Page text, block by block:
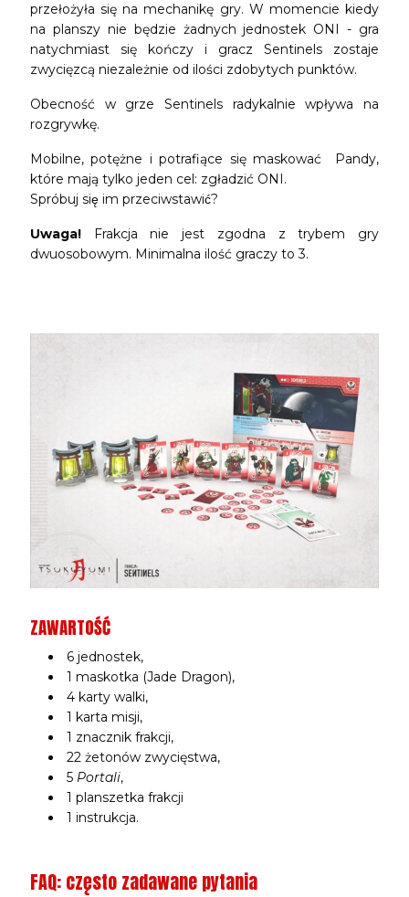
przełożyła się na mechanikę gry. W momencie kiedy
na planszy nie będzie żadnych jednostek ONI - gra
natychmiast się kończy i gracz Sentinels zostaje
zwycięzcą niezależnie od ilości zdobytych punktów.
Obecność w grze Sentinels radykalnie wpływa na
rozgrywkę.
Mobilne, potężne i potrafiące się maskować Pandy,
które mają tylko jeden cel: zgładzić ONI.
Spróbuj się im przeciwstawić?
Uwaga! Frakcja nie jest zgodna z trybem gry
dwuosobowym. Minimalna ilość graczy to 3.
ZAWARTOŚĆ
6 jednostek,
1 maskotka (Jade Dragon),
4 karty walki,
1 karta misji,
1 znacznik frakcji,
22 żetonów zwycięstwa,
5 Portali,
1 planszetka frakcji
1 instrukcja.
FAQ: często zadawane pytania